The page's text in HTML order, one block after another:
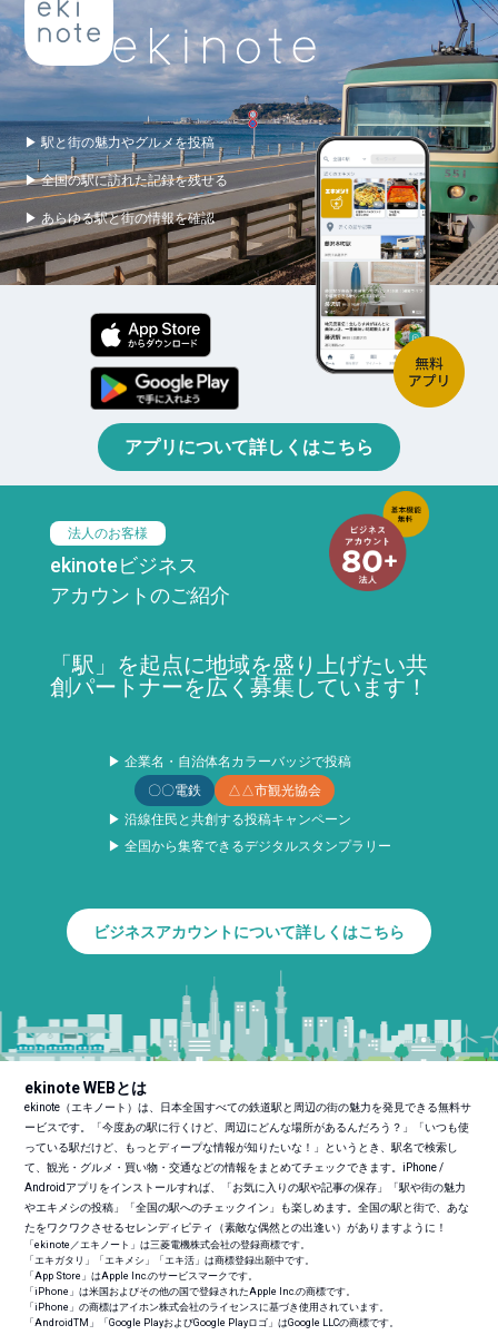
▶ 駅と街の魅力やグルメを投稿
▶ 全国の駅に訪れた記録を残せる
▶ あらゆる駅と街の情報を確認
アプリについて詳しくはこちら
法人のお客様
ekinoteビジネス
アカウントのご紹介
「駅」を起点に地域を盛り上げたい共
創パートナーを広く募集しています！
▶ 企業名・自治体名カラーバッジで投稿
〇〇電鉄
△△市観光協会
▶ 沿線住民と共創する投稿キャンペーン
▶ 全国から集客できるデジタルスタンプラリー
ビジネスアカウントについて詳しくはこちら
ekinote WEBとは
ekinote（エキノート）は、日本全国すべての鉄道駅と周辺の街の魅力を発見できる無料サ
ービスです。「今度あの駅に行くけど、周辺にどんな場所があるんだろう？」「いつも使
っている駅だけど、もっとディープな情報が知りたいな！」というとき、駅名で検索し
て、観光・グルメ・買い物・交通などの情報をまとめてチェックできます。iPhone /
Androidアプリをインストールすれば、「お気に入りの駅や記事の保存」「駅や街の魅力
やエキメシの投稿」「全国の駅へのチェックイン」も楽しめます。全国の駅と街で、あな
たをワクワクさせるセレンディピティ（素敵な偶然との出逢い）がありますように！
「ekinote／エキノート」は三菱電機株式会社の登録商標です。
「エキガタリ」「エキメシ」「エキ活」は商標登録出願中です。
「App Store」はApple Inc.のサービスマークです。
「iPhone」は米国およびその他の国で登録されたApple Inc.の商標です。
「iPhone」の商標はアイホン株式会社のライセンスに基づき使用されています。
「AndroidTM 」「Google PlayおよびGoogle Playロゴ」はGoogle LLCの商標です。